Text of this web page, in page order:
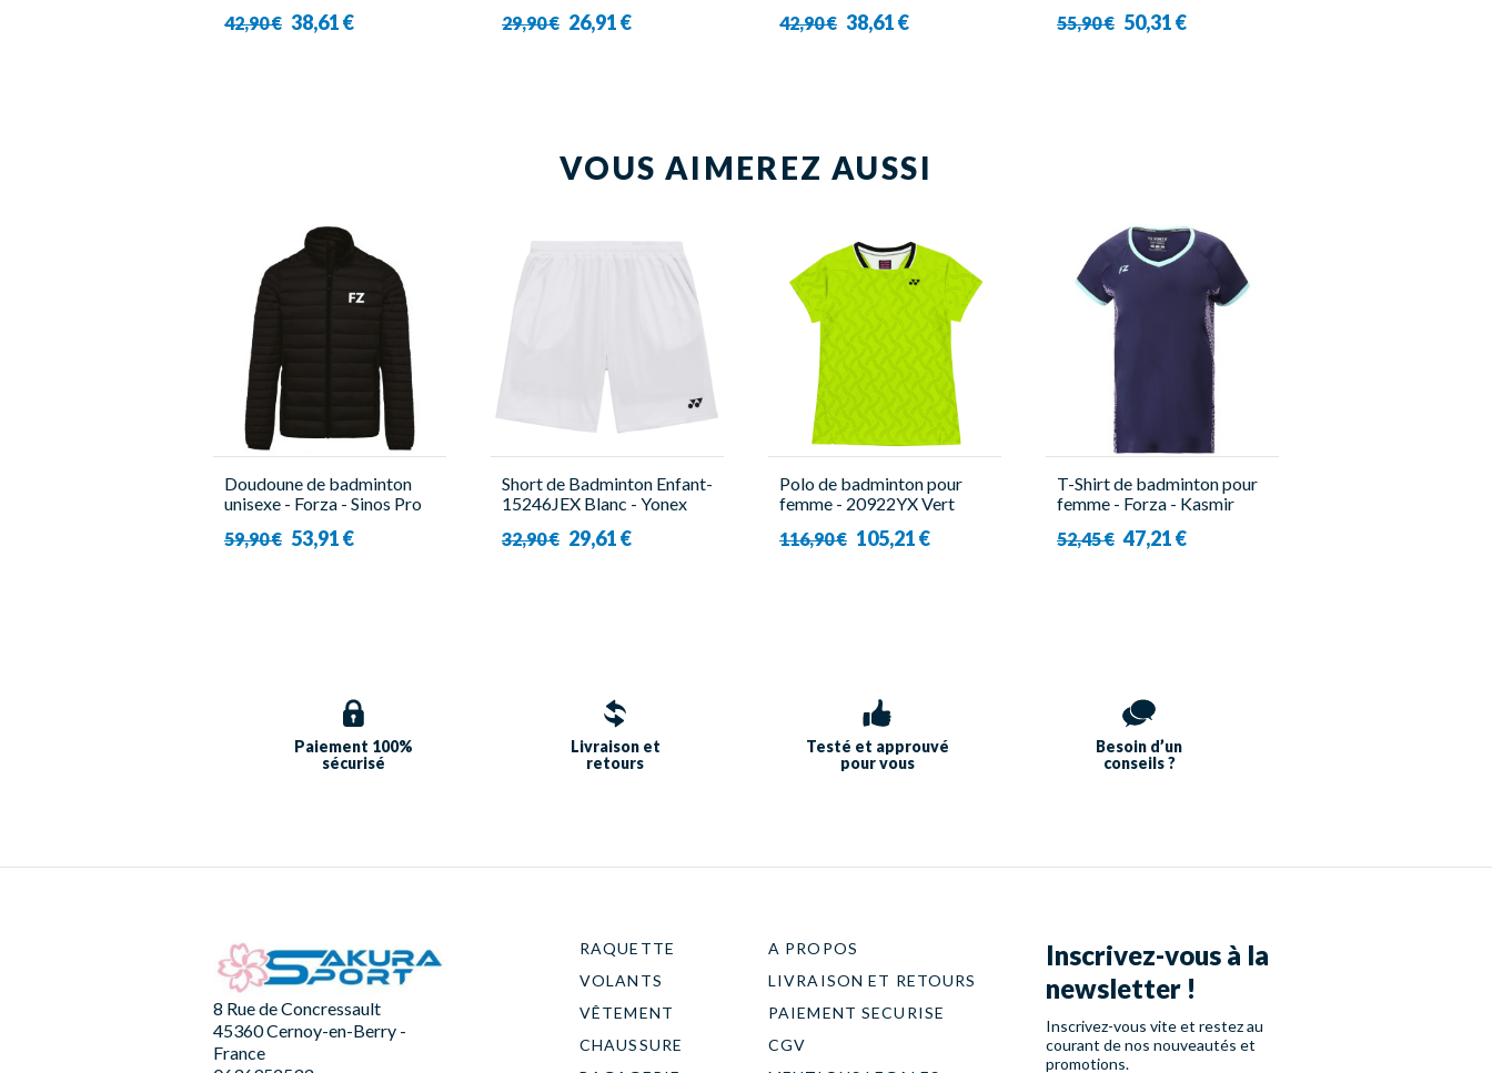
42,90 € 38,61 € 29,90 € 26,91 € 42,90 € 38,61 € 55,90 € 50,31 €
VOUS AIMEREZ AUSSI
Doudoune de badminton
unisexe - Forza - Sinos Pro
59,90 € 53,91 €
Short de Badminton Enfant-
15246JEX Blanc - Yonex
32,90 € 29,61 €
Polo de badminton pour
femme - 20922YX Vert
116,90 € 105,21 €
T-Shirt de badminton pour
femme - Forza - Kasmir
52,45 € 47,21 €
Paiement 100%
sécurisé
Livraison et
retours
Testé et approuvé
pour vous
Besoin d’un
conseils ?
8 Rue de Concressault
45360 Cernoy-en-Berry -
France
RAQUETTE
VOLANTS
VÊTEMENT
CHAUSSURE
A PROPOS
LIVRAISON ET RETOURS
PAIEMENT SECURISE
CGV
Inscrivez-vous à la
newsletter !
Inscrivez-vous vite et restez au
courant de nos nouveautés et
promotions.